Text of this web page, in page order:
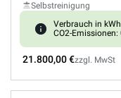
Selbstreinigung
Verbrauch in
CO2-Emissionen:
21.800,00 €zzgl. MwSt